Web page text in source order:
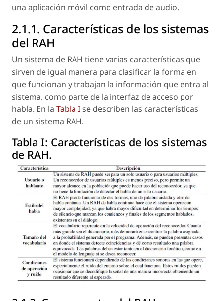
una aplicación móvil como entrada de audio.
2.1.1. Características de los sistemas
del RAH
Un sistema de RAH tiene varias características que
sirven de igual manera para clasificar la forma en
que funcionan y trabajan la información que entra al
sistema, como parte de la interfaz de acceso por
habla. En la Tabla Ise describen las características
de un sistema RAH.
Tabla I: Características de los sistemas
de RAH.